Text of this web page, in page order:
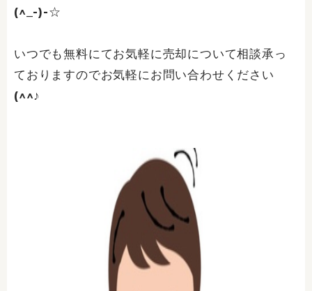
(^_-)-☆
いつでも無料にてお気軽に売却について相談承っ
ておりますのでお気軽にお問い合わせください
(^^♪